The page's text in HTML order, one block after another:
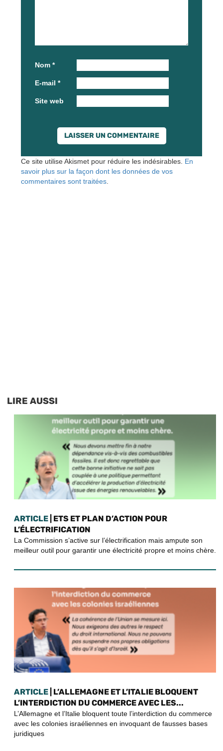
Nom *
E-mail *
Site web
Ce site utilise Akismet pour réduire les indésirables. En
savoir plus sur la façon dont les données de vos
commentaires sont traitées
LIRE AUSSI
ARTICLE | ETS ET PLAN D’ACTION POUR
L’ÉLECTRIFICATION
La Commission s’active sur l’électrification mais ampute son
meilleur outil pour garantir une électricité propre et moins chère.
ARTICLE | L’ALLEMAGNE ET L’ITALIE BLOQUENT
L’INTERDICTION DU COMMERCE AVEC LES...
L’Allemagne et l’Italie bloquent toute l’interdiction du commerce
avec les colonies israéliennes en invoquant de fausses bases
juridiques